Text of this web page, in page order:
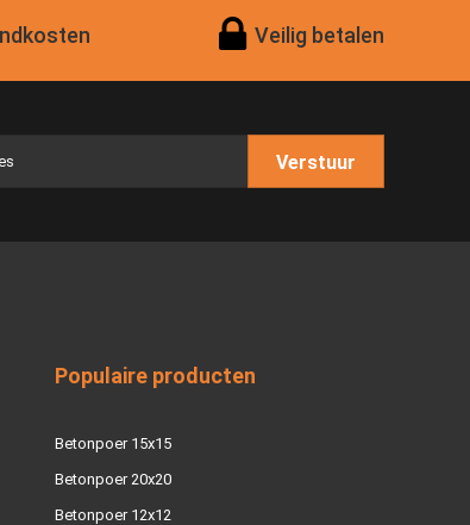
Veilig betalen
Verstuur
Populaire producten
Betonpoer 15x15
Betonpoer 20x20
Betonpoer 12x12